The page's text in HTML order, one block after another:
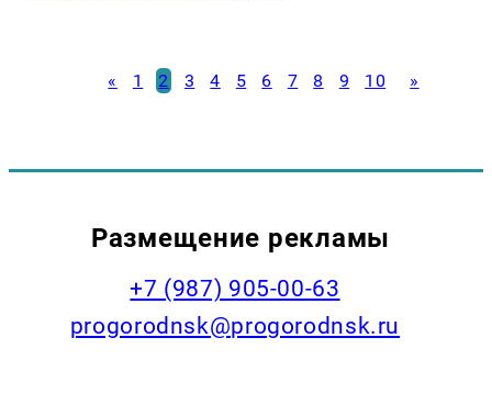
« 1 2 3 4 5 6 7 8 9 10 »
Размещение рекламы
+7 (987) 905-00-63
progorodnsk@progorodnsk.ru